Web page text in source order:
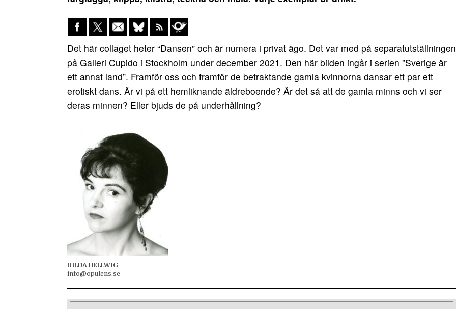
Det här collaget heter “Dansen” och är numera i privat ägo. Det var med på separatutställningen
på Galleri Cupido i Stockholm under december 2021. Den här bilden ingår i serien ”Sverige är
ett annat land”. Framför oss och framför de betraktande gamla kvinnorna dansar ett par ett
erotiskt dans. Är vi på ett hemliknande äldreboende? Är det så att de gamla minns och vi ser
deras minnen? Eller bjuds de på underhållning?
HILDA HELLWIG
info@opulens.se